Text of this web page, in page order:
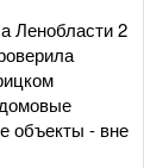
Ленобласти 2
объекты - вне